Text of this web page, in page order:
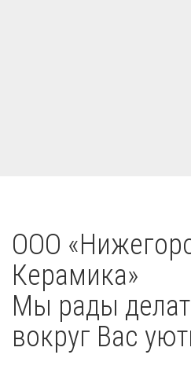
OOO
Керамика»
Мы рады
вокруг Вас